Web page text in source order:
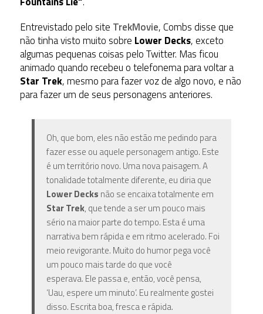
Entrevistado pelo site TrekMovie, Combs disse que
não tinha visto muito sobre Lower Decks, exceto
algumas pequenas coisas pelo Twitter. Mas ficou
animado quando recebeu o telefonema para voltar a
Star Trek, mesmo para fazer voz de algo novo, e não
para fazer um de seus personagens anteriores.
Oh, que bom, eles não estão me pedindo para
fazer esse ou aquele personagem antigo. Este
é um território novo. Uma nova paisagem. A
tonalidade totalmente diferente, eu diria que
Lower Decks não se encaixa totalmente em
Star Trek, que tende a ser um pouco mais
sério na maior parte do tempo. Esta é uma
narrativa bem rápida e em ritmo acelerado. Foi
meio revigorante. Muito do humor pega você
um pouco mais tarde do que você
esperava. Ele passa e, então, você pensa,
‘Uau, espere um minuto’. Eu realmente gostei
disso. Escrita boa, fresca e rápida.